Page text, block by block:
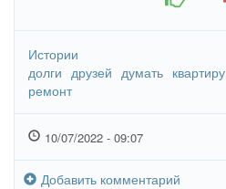
Истории
долги друзей думать квартиру
ремонт
10/07/2022 - 09:07
Добавить комментарий